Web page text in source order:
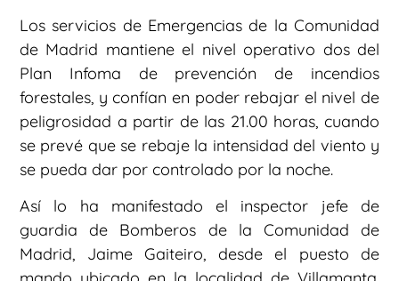
Los servicios de Emergencias de la Comunidad
de Madrid mantiene el nivel operativo dos del
Plan Infoma de prevención de incendios
forestales, y confían en poder rebajar el nivel de
peligrosidad a partir de las 21.00 horas, cuando
se prevé que se rebaje la intensidad del viento y
se pueda dar por controlado por la noche.
Así lo ha manifestado el inspector jefe de
guardia de Bomberos de la Comunidad de
Madrid, Jaime Gaiteiro, desde el puesto de